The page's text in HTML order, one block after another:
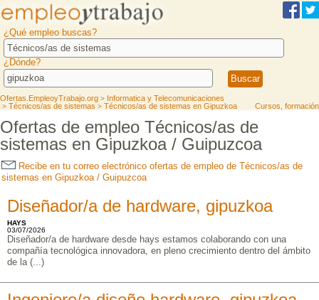
¿Qué empleo buscas?
¿Dónde?
Ofertas.EmpleoyTrabajo.org > Informatica y Telecomunicaciones
> Técnicos/as de sistemas > Técnicos/as de sistemas en Gipuzkoa Cursos, formación
Ofertas de empleo Técnicos/as de
sistemas en Gipuzkoa / Guipuzcoa
Recibe en tu correo electrónico ofertas de empleo de Técnicos/as de
sistemas en Gipuzkoa / Guipuzcoa
Diseñador/a de hardware, gipuzkoa
HAYS
03/07/2026
Diseñador/a de hardware desde hays estamos colaborando con una
compañía tecnológica innovadora, en pleno crecimiento dentro del ámbito
de la (...)